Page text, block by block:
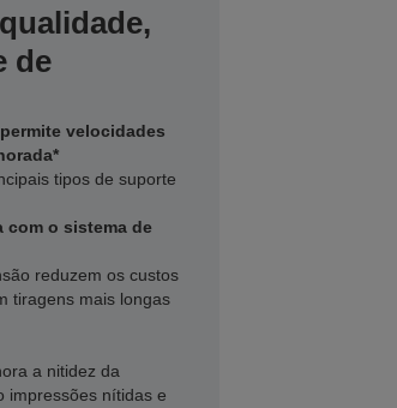
de
velocidades
tipos de suporte
com o sistema de
reduzem os custos
tiragens mais longas
a nitidez da
impressões nítidas e